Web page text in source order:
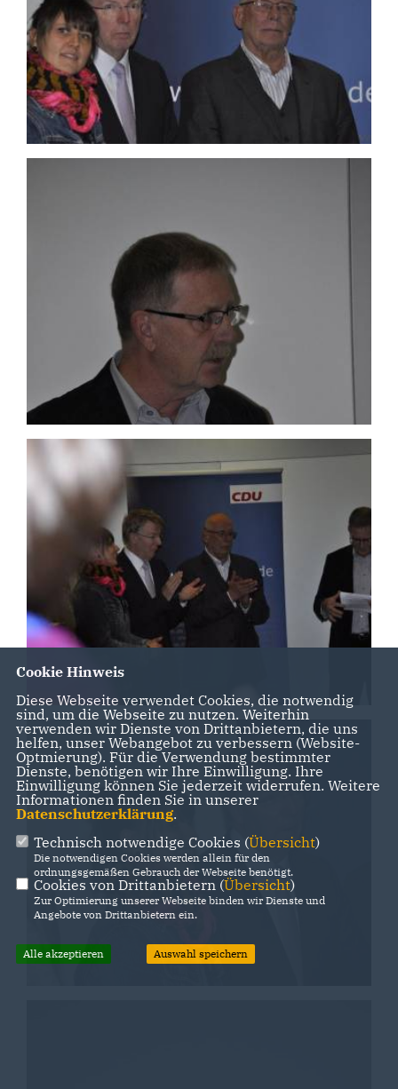
Cookie Hinweis
Diese Webseite verwendet Cookies, die notwendig
sind, um die Webseite zu nutzen. Weiterhin
verwenden wir Dienste von Drittanbietern, die uns
helfen, unser Webangebot zu verbessern (Website-
Optmierung). Für die Verwendung bestimmter
Dienste, benötigen wir Ihre Einwilligung. Ihre
Einwilligung können Sie jederzeit widerrufen. Weitere
Informationen finden Sie in unserer
Datenschutzerklärung.
Technisch notwendige Cookies (Übersicht)
Die notwendigen Cookies werden allein für den
ordnungsgemäßen Gebrauch der Webseite benötigt.
Cookies von Drittanbietern (Übersicht)
Zur Optimierung unserer Webseite binden wir Dienste und
Angebote von Drittanbietern ein.
Alle akzeptieren Auswahl speichern